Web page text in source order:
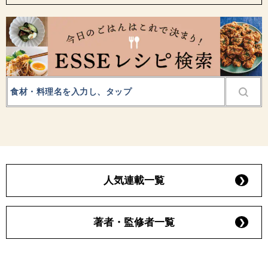
人気連載一覧
著者・監修者一覧